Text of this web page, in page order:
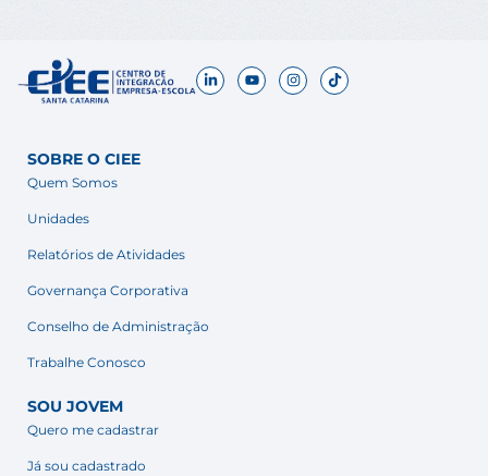
SOBRE O CIEE
Quem Somos
Unidades
Relatórios de Atividades
Governança Corporativa
Conselho de Administração
Trabalhe Conosco
SOU JOVEM
Quero me cadastrar
Já sou cadastrado